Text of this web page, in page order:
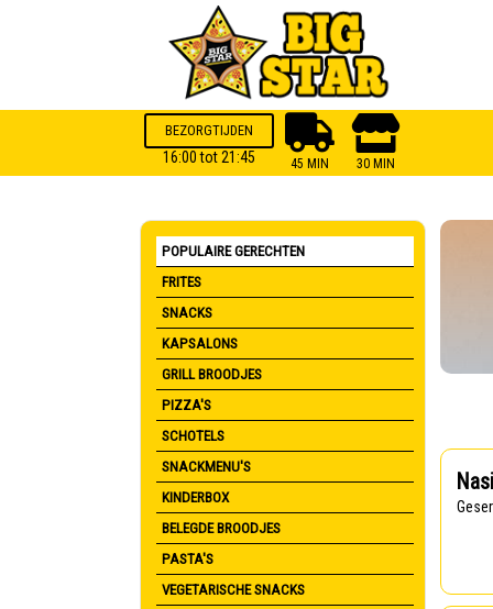
BEZORGTIJDEN
16:00 tot 21:45 45 MIN 30 MIN
POPULAIRE GERECHTEN
FRITES
SNACKS
KAPSALONS
GRILL BROODJES
PIZZA'S
SCHOTELS
SNACKMENU'S
KINDERBOX
BELEGDE BROODJES
PASTA'S
VEGETARISCHE SNACKS